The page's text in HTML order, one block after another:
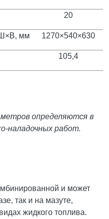
20
мм 1270×540×630
105,4
определяются в
наладочных работ.
и может
так и на мазуте,
жидкого топлива.